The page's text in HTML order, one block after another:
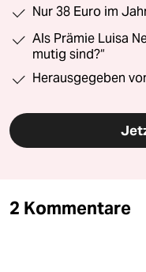
Nur 38 Euro im
Als Prämie Luisa
mutig sind?“
Herausgegeben
2 Kommentare